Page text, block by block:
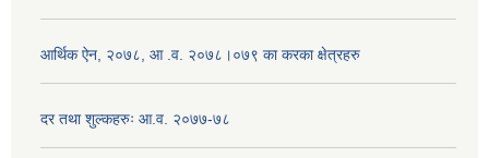
आर्थिक ऐन, २०७८, आ .व. २०७८।०७९ का करका क्षेत्रहरु
दर तथा शुल्कहरुः आ.व. २०७७-७८